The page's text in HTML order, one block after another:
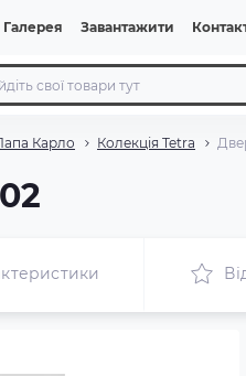
Галерея Завантажити
Карло Колекція Tetra